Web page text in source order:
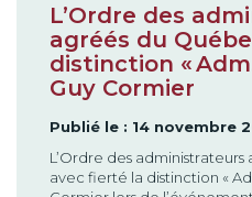
L’Ordre des
agréés du
distinction «
Guy Cormier
Publié le : 14 novembre
L’Ordre des
avec fierté la distinction «